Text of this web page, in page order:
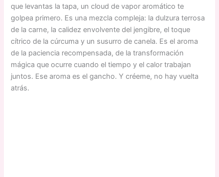
que levantas la tapa, un cloud de vapor aromático te
golpea primero. Es una mezcla compleja: la dulzura terrosa
de la carne, la calidez envolvente del jengibre, el toque
cítrico de la cúrcuma y un susurro de canela. Es el aroma
de la paciencia recompensada, de la transformación
mágica que ocurre cuando el tiempo y el calor trabajan
juntos. Ese aroma es el gancho. Y créeme, no hay vuelta
atrás.